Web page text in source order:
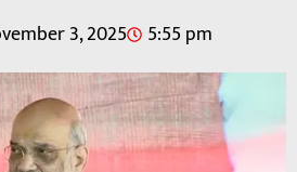
3, 2025 5:55 pm